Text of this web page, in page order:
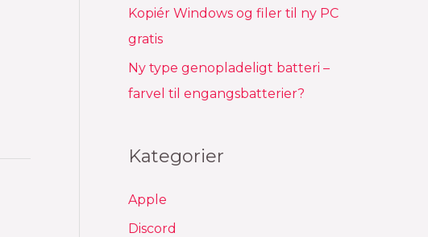
Kopiér Windows og filer til ny PC
gratis
Ny type genopladeligt batteri –
farvel til engangsbatterier?
Kategorier
Apple
Discord